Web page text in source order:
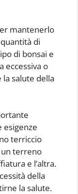
mantenerlo
di
di bonsai e
eccessiva o
salute della
esigenze
terriccio
terreno
e l’altra.
della
la salute.